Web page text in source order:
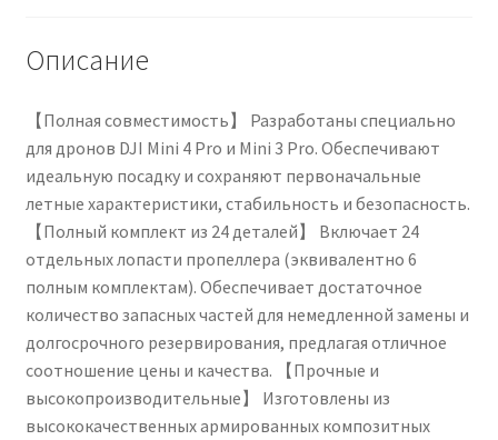
пропеллерами
Mini
4
Pro/Mini
3
Pro,
сменные
лопасти
и
аксессуары.
Описание
【Полная совместимость】 Разработаны специально
для дронов DJI Mini 4 Pro и Mini 3 Pro. Обеспечивают
идеальную посадку и сохраняют первоначальные
летные характеристики, стабильность и безопасность.
【Полный комплект из 24 деталей】 Включает 24
отдельных лопасти пропеллера (эквивалентно 6
полным комплектам). Обеспечивает достаточное
количество запасных частей для немедленной замены и
долгосрочного резервирования, предлагая отличное
соотношение цены и качества. 【Прочные и
высокопроизводительные】 Изготовлены из
высококачественных армированных композитных